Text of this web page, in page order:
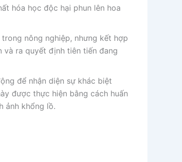
hóa học độc hại phun lên hoa
nông nghiệp, nhưng kết hợp
ra quyết định tiên tiến đang
để nhận diện sự khác biệt
được thực hiện bằng cách huấn
ảnh khổng lồ.